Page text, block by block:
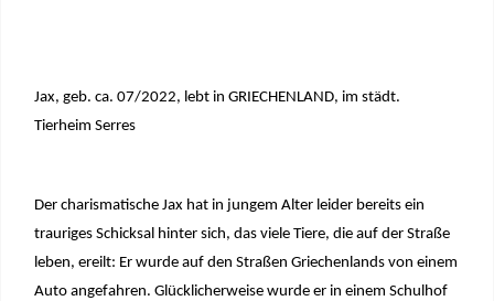
Jax, geb. ca. 07/2022, lebt in GRIECHENLAND, im städt.
Tierheim Serres
Der charismatische Jax hat in jungem Alter leider bereits ein
trauriges Schicksal hinter sich, das viele Tiere, die auf der Straße
leben, ereilt: Er wurde auf den Straßen Griechenlands von einem
Auto angefahren. Glücklicherweise wurde er in einem Schulhof